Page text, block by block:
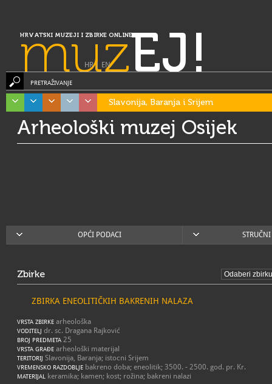
HRVATSKI MUZEJI I ZBIRKE ONLINE
muzEJ!
HR| EN
PRETRAŽIVANJE
Slavonija, Baranja i Srijem
Arheološki muzej Osijek
OPĆI PODACI
Zbirke
ZBIRKA ENEOLITIČKIH BAKRENIH NALAZA
VRSTA ZBIRKE arheološka
VODITELJ dr. sc. Dragana Rajković
BROJ PREDMETA 25
VRSTA GRAĐE arheološki materijal
TERITORIJ Slavonija, Baranja; istocni Srijem
VREMENSKO RAZDOBLJE bakreno doba; eneolitik; 3500. - 2500. god. pr. Kr.
MATERIJAL keramika; kamen; kost; rožina; bakreni nalazi